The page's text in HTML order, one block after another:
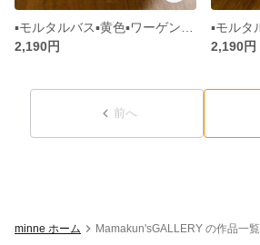
2,190円
2,190円
前へ
minne ホーム Mamakun'sGALLERY の作品一覧